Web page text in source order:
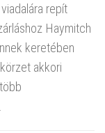
repít
Haymitch
keretében
akkori